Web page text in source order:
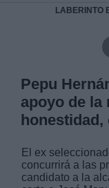
LABERINTO
Pepu
apoyo de la
El ex
concurrirá a las
candidato a la
Legitimación: